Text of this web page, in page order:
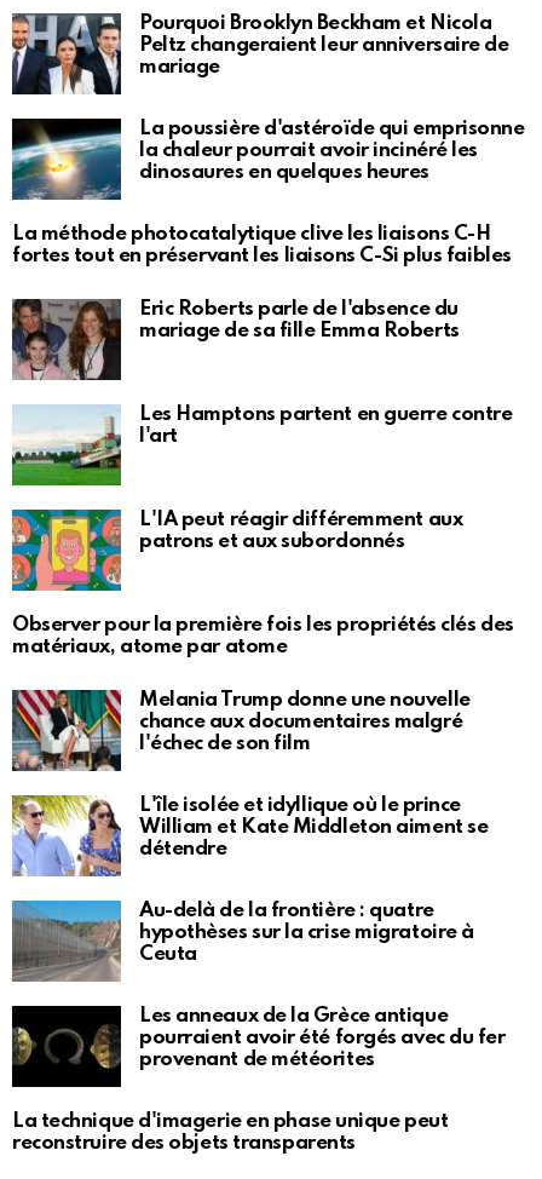
Pourquoi Brooklyn Beckham et Nicola
Peltz changeraient leur anniversaire de
mariage
La poussière d'astéroïde qui emprisonne
la chaleur pourrait avoir incinéré les
dinosaures en quelques heures
La méthode photocatalytique clive les liaisons C-H
fortes tout en préservant les liaisons C-Si plus faibles
Eric Roberts parle de l'absence du
mariage de sa fille Emma Roberts
Les Hamptons partent en guerre contre
l'art
L'IA peut réagir différemment aux
patrons et aux subordonnés
Observer pour la première fois les propriétés clés des
matériaux, atome par atome
Melania Trump donne une nouvelle
chance aux documentaires malgré
l'échec de son film
L'île isolée et idyllique où le prince
William et Kate Middleton aiment se
détendre
Au-delà de la frontière : quatre
hypothèses sur la crise migratoire à
Ceuta
Les anneaux de la Grèce antique
pourraient avoir été forgés avec du fer
provenant de météorites
La technique d'imagerie en phase unique peut
reconstruire des objets transparents